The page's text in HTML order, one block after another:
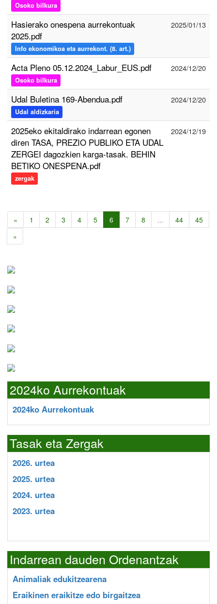
Osoko bilkura
Hasierako onespena aurrekontuak
2025.pdf
Info ekonomikoa eta aurrekont. (8. art.)
2025/01/13
Acta Pleno 05.12.2024_Labur_EUS.pdf
Osoko bilkura
2024/12/20
Udal Buletina 169-Abendua.pdf
Udal aldizkaria
2024/12/20
2025eko ekitaldirako indarrean egonen
diren TASA, PREZIO PUBLIKO ETA UDAL
ZERGEI dagozkien karga-tasak. BEHIN
BETIKO ONESPENA.pdf
zergak
2024/12/19
« 1 2 3 4 5 6 7 8 ... 44
45
»
2024ko Aurrekontuak
2024ko Aurrekontuak
Tasak eta Zergak
2026. urtea
2025. urtea
2024. urtea
2023. urtea
Indarrean dauden Ordenantzak
Animaliak edukitzearena
Eraikinen eraikitze edo birgaitzea